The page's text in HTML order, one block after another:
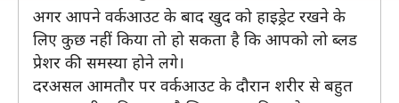
अगर आपने वर्कआउट के बाद खुद को हाइड्रेट रखने के
लिए कुछ नहीं किया तो हो सकता है कि आपको लो ब्लड
प्रेशर की समस्या होने लगे।
दरअसल आमतौर पर वर्कआउट के दौरान शरीर से बहुत